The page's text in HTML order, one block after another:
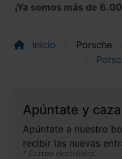
¡Ya somos más de
Inicio Porsche
Apúntate y
Apúntate a nuestro
recibir las nuevas
Correo electrónico